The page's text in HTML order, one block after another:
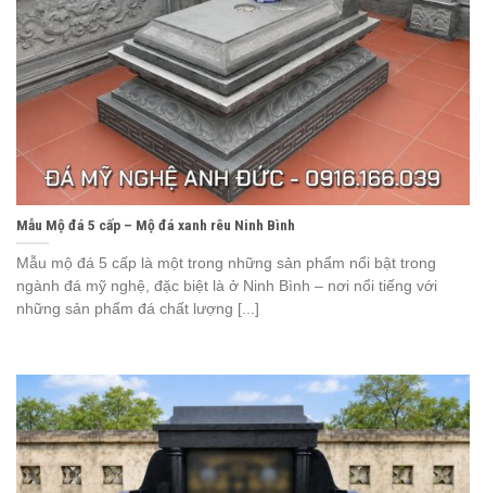
Mẫu Mộ đá 5 cấp – Mộ đá xanh rêu Ninh Bình
Mẫu mộ đá 5 cấp là một trong những sản phẩm nổi bật trong
ngành đá mỹ nghệ, đặc biệt là ở Ninh Bình – nơi nổi tiếng với
những sản phẩm đá chất lượng [...]